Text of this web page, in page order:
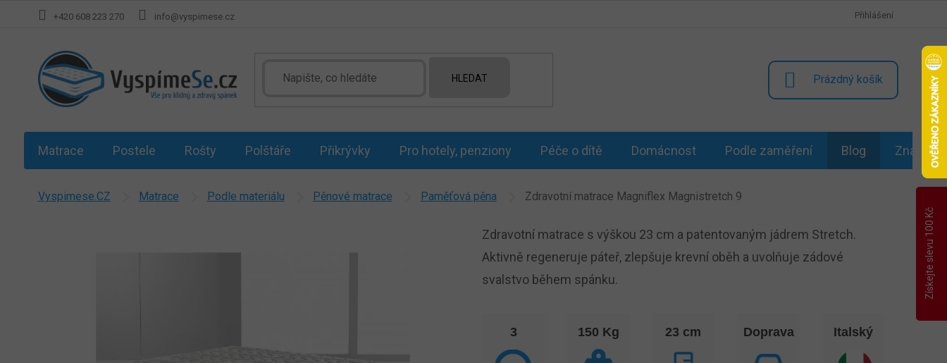
+420 608 223 270 info@vyspimese.cz Přihlášení
HLEDAT
NÁKUPNÍ
KOŠÍK
Prázdný košík
Matrace Postele Rošty Polštáře Přikrývky Pro hotely, penziony Péče o dítě Domácnost Podle zaměření Blog Značky
Vyspimese.CZ Matrace Podle materiálu Pěnové matrace Paměťová pěna Zdravotní matrace Magniflex Magnistretch 9
Zdravotní matrace s výškou 23 cm a patentovaným jádrem Stretch.
Aktivně regeneruje páteř, zlepšuje krevní oběh a uvolňuje zádové
svalstvo během spánku.
3 150 Kg 23 cm Doprava Italský
Získejte slevu 100 Kč